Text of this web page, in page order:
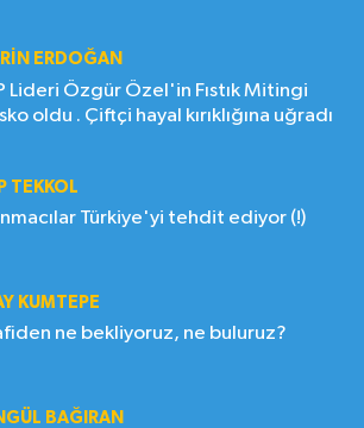
ERDOĞAN
Lideri Özgür Özel'in Fıstık Mitingi
oldu . Çiftçi hayal kırıklığına uğradı
TEKKOL
Türkiye'yi tehdit ediyor (!)
KUMTEPE
ne bekliyoruz, ne buluruz?
BAĞIRAN